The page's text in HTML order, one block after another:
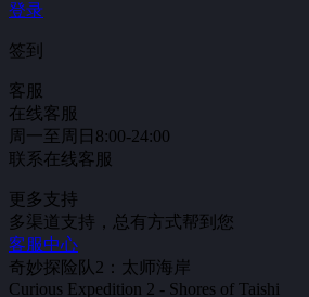
登录
签到
客服
在线客服
周一至周日8:00-24:00
联系在线客服
更多支持
多渠道支持，总有方式帮到您
客服中心
奇妙探险队2：太师海岸
Curious Expedition 2 - Shores of Taishi